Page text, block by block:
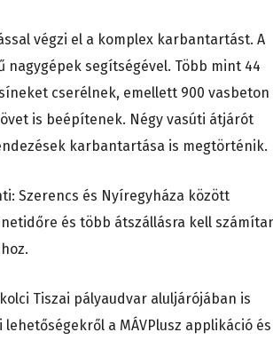
végzi el a komplex karbantartást. A
segítségével. Több mint 44
cserélnek, emellett 900 vasbeton
is beépítenek. Négy vasúti átjárót
karbantartása is megtörténik.
Szerencs és Nyíregyháza között
és több átszállásra kell
Tiszai pályaudvar aluljárójában is
a MÁVPlusz applikáció